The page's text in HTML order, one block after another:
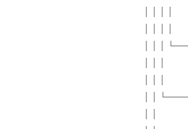
│ │ │
│ │